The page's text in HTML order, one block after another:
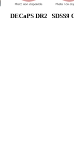
DECaPS DR2 SDSS9